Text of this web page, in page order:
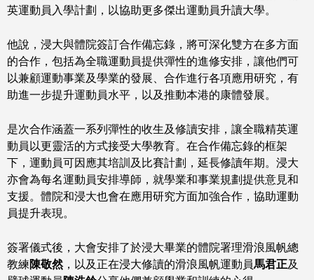
英運動員入學計劃，以協助更多傑出運動員升讀大學。
他說，浸大與體院簽訂合作備忘錄，將可深化雙方在多方面
的合作，包括為全職運動員提供彈性的進修安排，讓他們可
以兼顧運動事業及學業的發展、合作進行各項應用研究，有
助進一步提升運動員水平，以及推動本港的康體發展。
是次合作涵蓋一系列彈性的收生及修讀安排，讓全職精英運
動員以更靈活的方式接受大學教育。在合作備忘錄的框架
下，運動員可因應其培訓及比賽計劃，延長修讀年期。浸大
亦會為每名運動員安排導師，就學業和事業規劃提供意見和
支援。體院和浸大也會在應用研究方面加強合作，協助運動
員提升表現。
簽署儀式後，大會安排了於浸大畢業的體院署理滑浪風帆總
教練陳敬然，以及正在浸大修讀的滑浪風帆運動員馬君正及